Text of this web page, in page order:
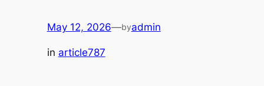
May 12, 2026—byadmin
in article787